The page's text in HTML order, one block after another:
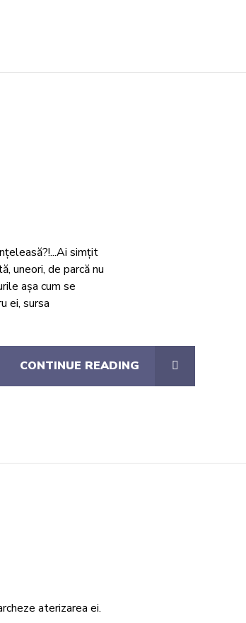
simțit
uneori, de parcă nu
așa cum se
ei, sursa
CONTINUE READING
aterizarea ei.